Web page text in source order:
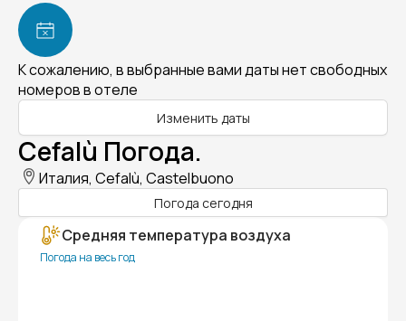
К сожалению, в выбранные вами даты нет свободных
номеров в отеле
Изменить даты
Cefalù Погода.
Италия, Cefalù, Castelbuono
Погода сегодня
Средняя температура воздуха
Погода на весь год